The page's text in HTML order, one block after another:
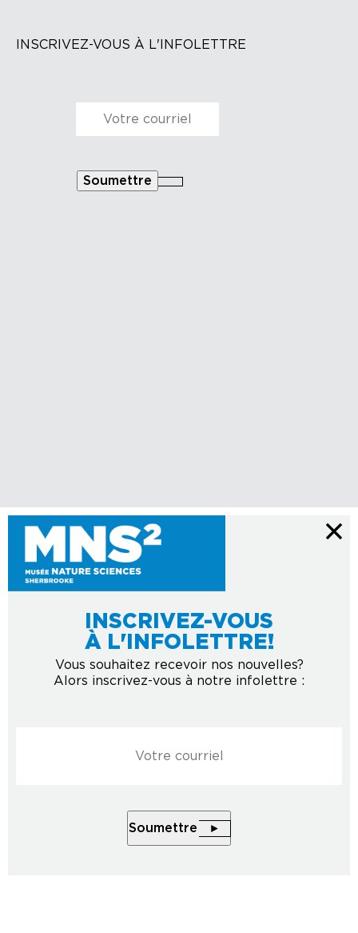
INSCRIVEZ-VOUS
À L'INFOLETTRE!
Vous souhaitez recevoir nos nouvelles?
Alors inscrivez-vous à notre infolettre :
Soumettre
INSCRIVEZ-VOUS À L'INFOLETTRE
Courriel *
Soumettre